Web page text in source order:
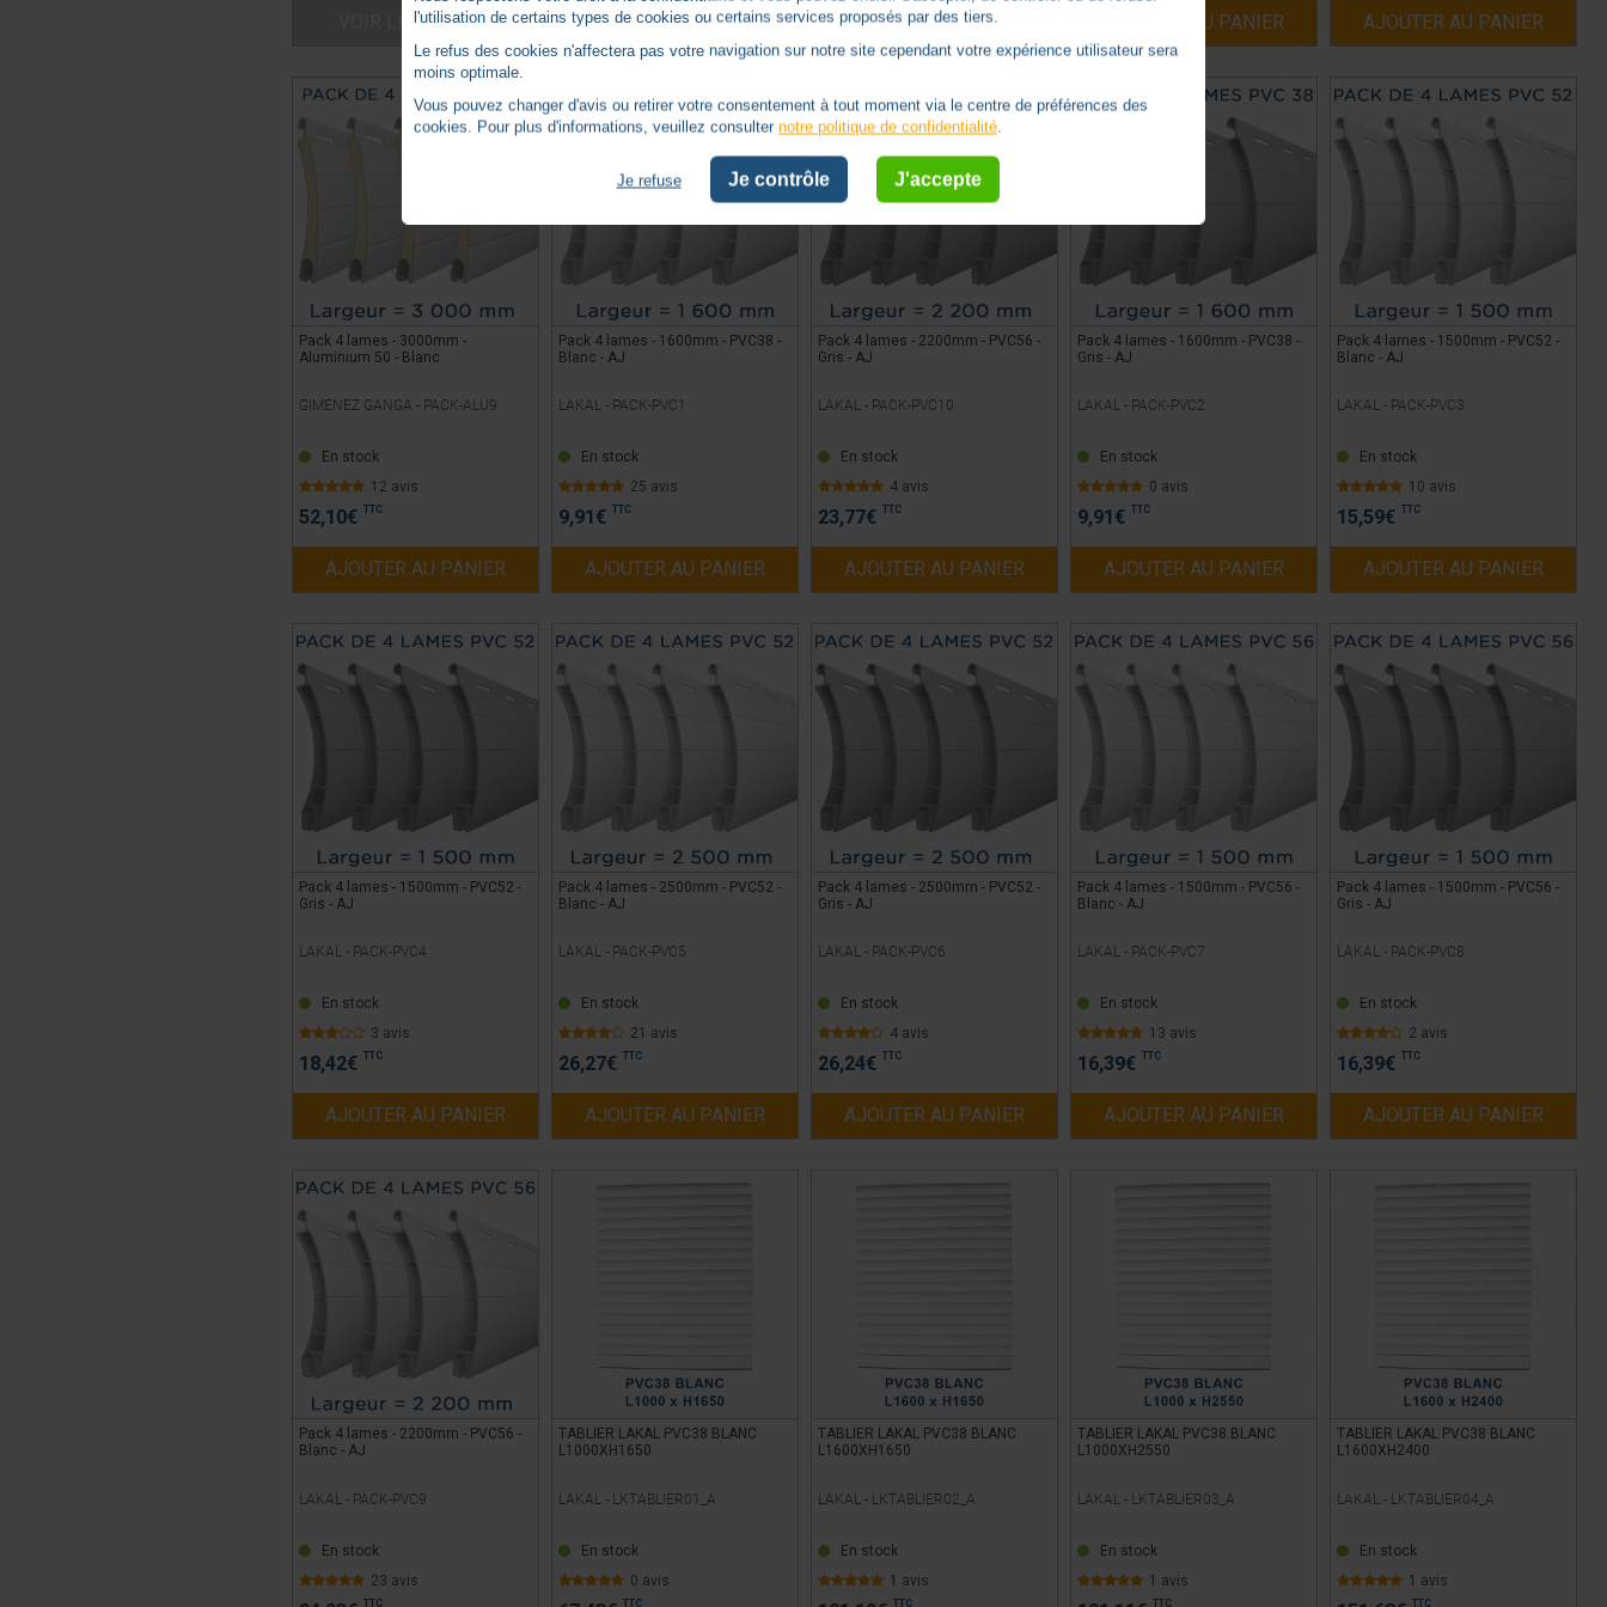
VOIR LE PRODUIT AJOUTER AU PANIER AJOUTER AU PANIER AJOUTER AU PANIER AJOUTER AU PANIER
Pack 4 lames - 3000mm -
Aluminium 50 - Blanc
GIMENEZ GANGA - PACK-ALU9
En stock
12 avis
52,10€ TTC
AJOUTER AU PANIER
Pack 4 lames - 1600mm - PVC38 -
Blanc - AJ
LAKAL - PACK-PVC1
En stock
25 avis
9,91 € TTC
AJOUTER AU PANIER
Pack 4 lames - 2200mm - PVC56 -
Gris - AJ
LAKAL - PACK-PVC10
En stock
4 avis
23,77€ TTC
AJOUTER AU PANIER
Pack 4 lames - 1600mm - PVC38 -
Gris - AJ
LAKAL - PACK-PVC2
En stock
0 avis
9,91 € TTC
AJOUTER AU PANIER
Pack 4 lames - 1500mm - PVC52 -
Blanc - AJ
LAKAL - PACK-PVC3
En stock
10 avis
15,59€ TTC
AJOUTER AU PANIER
Pack 4 lames - 1500mm - PVC52 -
Gris - AJ
LAKAL - PACK-PVC4
En stock
3 avis
18,42€ TTC
AJOUTER AU PANIER
Pack 4 lames - 2500mm - PVC52 -
Blanc - AJ
LAKAL - PACK-PVC5
En stock
21 avis
26,27€ TTC
AJOUTER AU PANIER
Pack 4 lames - 2500mm - PVC52 -
Gris - AJ
LAKAL - PACK-PVC6
En stock
4 avis
26,24€ TTC
AJOUTER AU PANIER
Pack 4 lames - 1500mm - PVC56 -
Blanc - AJ
LAKAL - PACK-PVC7
En stock
13 avis
16,39€ TTC
AJOUTER AU PANIER
Pack 4 lames - 1500mm - PVC56 -
Gris - AJ
LAKAL - PACK-PVC8
En stock
2 avis
16,39€ TTC
AJOUTER AU PANIER
Pack 4 lames - 2200mm - PVC56 -
Blanc - AJ
LAKAL - PACK-PVC9
En stock
23 avis
TTC
TABLIER LAKAL PVC38 BLANC
L1000XH1650
LAKAL - LKTABLIER01_A
En stock
0 avis
TTC
TABLIER LAKAL PVC38 BLANC
L1600XH1650
LAKAL - LKTABLIER02_A
En stock
1 avis
TTC
TABLIER LAKAL PVC38 BLANC
L1000XH2550
LAKAL - LKTABLIER03_A
En stock
1 avis
TTC
TABLIER LAKAL PVC38 BLANC
L1600XH2400
LAKAL - LKTABLIER04_A
En stock
1 avis
TTC
l'utilisation de certains types de cookies ou certains services proposés par des tiers.
Le refus des cookies n'affectera pas votre navigation sur notre site cependant votre expérience utilisateur sera
moins optimale.
Vous pouvez changer d'avis ou retirer votre consentement à tout moment via le centre de préférences des
cookies. Pour plus d'informations, veuillez consulternotre politique de confidentialité.
Je refuse Je contrôle J'accepte